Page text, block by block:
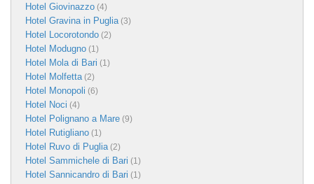
Hotel Giovinazzo (4)
Hotel Gravina in Puglia(3)
Hotel Locorotondo (2)
Hotel Modugno (1)
Hotel Mola di Bari (1)
Hotel Molfetta(2)
Hotel Monopoli (6)
Hotel Noci (4)
Hotel Polignano a Mare (9)
Hotel Rutigliano (1)
Hotel Ruvo di Puglia(2)
Hotel Sammichele di Bari (1)
Hotel Sannicandro di Bari (1)